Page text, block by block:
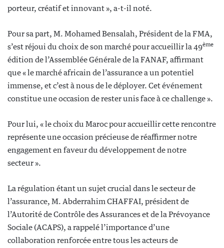
porteur, créatif et innovant », a-t-il noté.
Pour sa part, M. Mohamed Bensalah, Président de la FMA,
s’est réjoui du choix de son marché pour accueillir la 49ème
édition de l’Assemblée Générale de la FANAF, affirmant
que « le marché africain de l’assurance a un potentiel
immense, et c’est à nous de le déployer. Cet événement
constitue une occasion de rester unis face à ce challenge ».
Pour lui, « le choix du Maroc pour accueillir cette rencontre
représente une occasion précieuse de réaffirmer notre
engagement en faveur du développement de notre
secteur ».
La régulation étant un sujet crucial dans le secteur de
l’assurance, M. Abderrahim CHAFFAI, président de
l’Autorité de Contrôle des Assurances et de la Prévoyance
Sociale (ACAPS), a rappelé l’importance d’une
collaboration renforcée entre tous les acteurs de